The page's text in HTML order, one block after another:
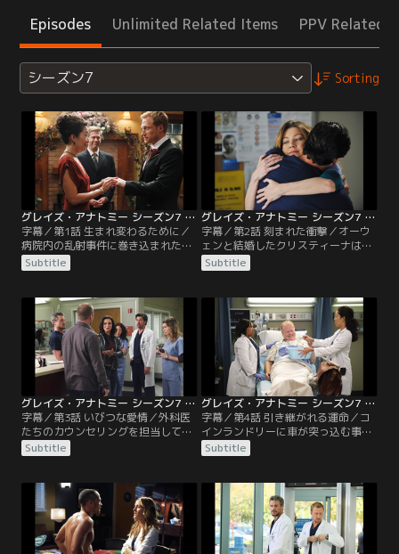
Episodes Unlimited Related Items PPV Related
シーズン7 Sorting
グレイズ・アナトミー シーズン7 第01話／字幕
字幕／第1話 生まれ変わるために／
病院内の乱射事件に巻き込まれた医
師たちの多くは、精神的な後遺症
（PTSD）に苦しめられていた。精神
を行い、それぞれがオペを担当でき
るか判断することに。復帰初日、デ
レクは高速道路でスピードを出しす
ぎて、無謀運転で逮捕される。その
後、彼は衝動的に部長職を辞任して
しまい…。
Subtitle
グレイズ・アナトミー シーズン7 第02話／字幕
字幕／第2話 刻まれた衝撃／オーウ
ェンと結婚したクリスティーナは、
妻という立場になったことに戸惑い
ながらも、医師としてオペに参加す
件のことを思い出して倒れてしま
う。クリスティーナはすっかり自信
をなくしてしまい……。そんな中、
フラッグ・フットボールのチームが
練習中、落雷事故に遭ってERに搬送
されてくる。
Subtitle
グレイズ・アナトミー シーズン7 第03話／字幕
字幕／第3話 いびつな愛情／外科医
たちのカウンセリングを担当してき
たパーキンスが、後のことをワイア
ットに託してシアトル・グレースを
オペの許可が降りず、デレクはそん
な彼女を気遣って、彼女を自分の助
手にする。そんな中、デレクの妹で
脳外科医のアメリアが、兄を心配し
てLAからやってくるが…。
Subtitle
グレイズ・アナトミー シーズン7 第04話／字幕
字幕／第4話 引き継がれる運命／コ
インランドリーに車が突っ込む事故
が発生し、シアトル・グレースに
次々と怪我人が搬送されてくる。事
たライラという女性をメレディスが
担当するが、彼女はハンチントン病
の保因者で……。また、事故を起こ
した車の運転をしていた老婦人・エ
レノアはレクシーのオペを受ける。
Subtitle